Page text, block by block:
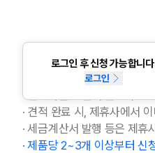
로그인 후 신청 가능합니
로그인
대량구매 견
· 견적가는 계산서 발행 무통
· 견적 완료 시, 제휴사에서
· 세금계산서 발행 등은 제휴
· 제품당 2~3개 이상부터 신